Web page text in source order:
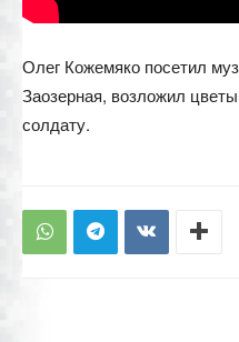
Олег Кожемяко посетил
Заозерная, возложил
солдату.